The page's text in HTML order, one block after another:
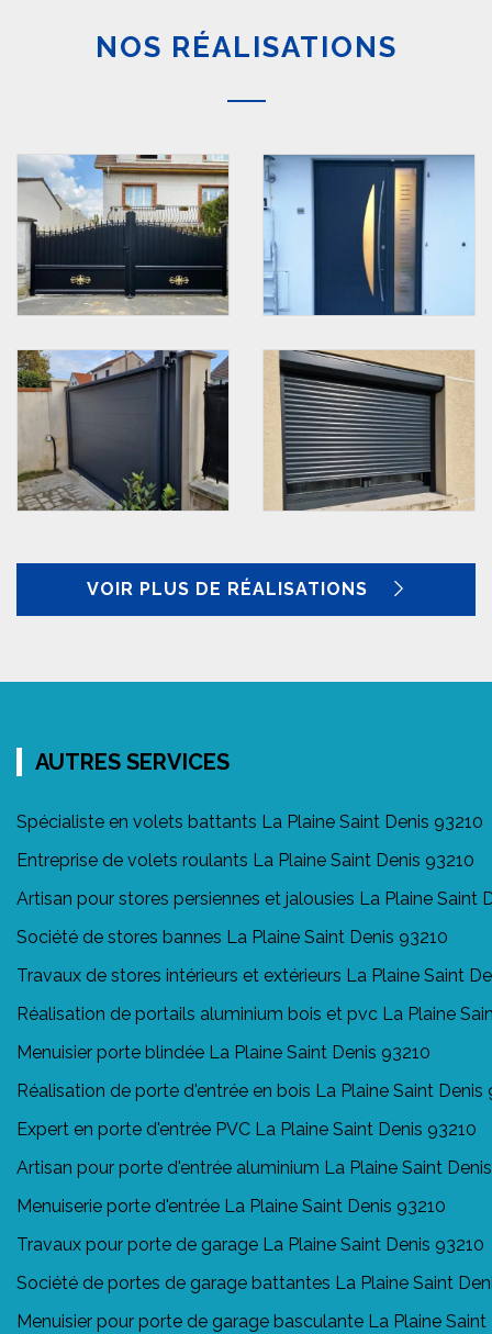
NOS RÉALISATIONS
VOIR PLUS DE RÉALISATIONS
AUTRES SERVICES
Spécialiste en volets battants La Plaine Saint Denis 93210
Entreprise de volets roulants La Plaine Saint Denis 93210
Artisan pour stores persiennes et jalousies La Plaine Saint
Société de stores bannes La Plaine Saint Denis 93210
Travaux de stores intérieurs et extérieurs La Plaine Saint
Réalisation de portails aluminium bois et pvc La Plaine
Menuisier porte blindée La Plaine Saint Denis 93210
Réalisation de porte d'entrée en bois La Plaine Saint Denis
Expert en porte d'entrée PVC La Plaine Saint Denis 93210
Artisan pour porte d'entrée aluminium La Plaine Saint
Menuiserie porte d'entrée La Plaine Saint Denis 93210
Travaux pour porte de garage La Plaine Saint Denis 93210
Société de portes de garage battantes La Plaine Saint
Menuisier pour porte de garage basculante La Plaine Saint